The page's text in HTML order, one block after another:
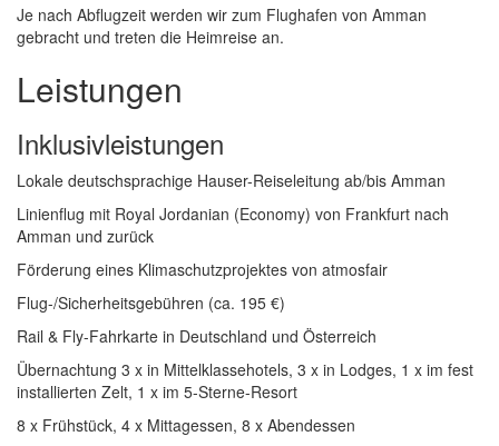
Je nach Abflugzeit werden wir zum Flughafen von Amman
gebracht und treten die Heimreise an.
Leistungen
Inklusivleistungen
Lokale deutschsprachige Hauser-Reiseleitung ab/bis Amman
Linienflug mit Royal Jordanian (Economy) von Frankfurt nach
Amman und zurück
Förderung eines Klimaschutzprojektes von atmosfair
Flug-/Sicherheitsgebühren (ca. 195 €)
Rail & Fly-Fahrkarte in Deutschland und Österreich
Übernachtung 3 x in Mittelklassehotels, 3 x in Lodges, 1 x im fest
installierten Zelt, 1 x im 5-Sterne-Resort
8 x Frühstück, 4 x Mittagessen, 8 x Abendessen